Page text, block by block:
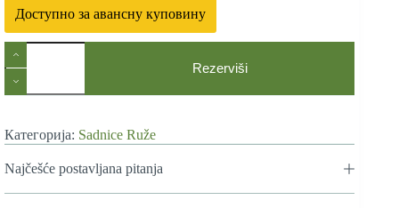
Доступно за авансну куповину
Sadnice
Stablašice
Padajuće
Rezerviši
Категорија: Sadnice Ruže
Najčešće postavljana pitanja